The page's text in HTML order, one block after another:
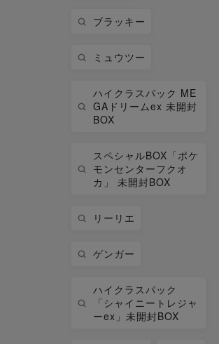
ブラッキー
ミュウツー
ハイクラスパック ME
GAドリームex 未開封
BOX
スペシャルBOX「ポケ
モンセンターフクオ
カ」 未開封BOX
リーリエ
ゲンガー
ハイクラスパック
「シャイニートレジャ
ーex」未開封BOX